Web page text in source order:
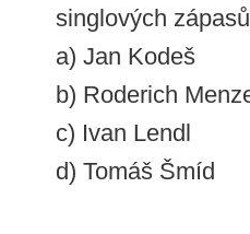
singlových
a) Jan Kodeš
b) Roderich
c) Ivan Lendl
d) Tomáš Šmíd